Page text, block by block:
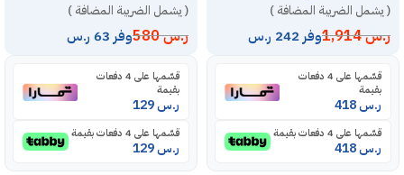
( يشمل الضريبة المضافة )
ر.س1,914 وفر 242 ر.س
قسّمها على 4 دفعات
بقيمة
ر.س
قسّمها على 4 دفعات بقيمة
ر.س
( يشمل الضريبة المضافة )
ر.س580 وفر 63 ر.س
قسّمها على 4 دفعات
بقيمة
ر.س
قسّمها على 4 دفعات بقيمة
ر.س